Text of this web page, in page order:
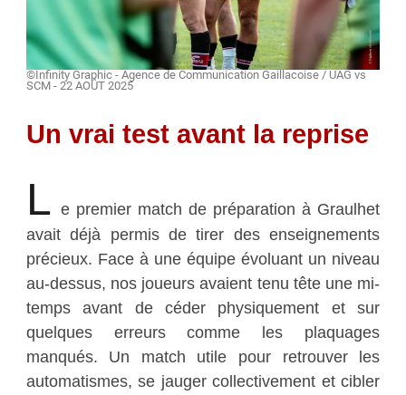
©Infinity Graphic - Agence de Communication Gaillacoise / UAG vs
SCM - 22 AOÛT 2025
Un vrai test avant la reprise
L e premier match de préparation à Graulhet
avait déjà permis de tirer des enseignements
précieux. Face à une équipe évoluant un niveau
au-dessus, nos joueurs avaient tenu tête une mi-
temps avant de céder physiquement et sur
quelques erreurs comme les plaquages
manqués. Un match utile pour retrouver les
automatismes, se jauger collectivement et cibler